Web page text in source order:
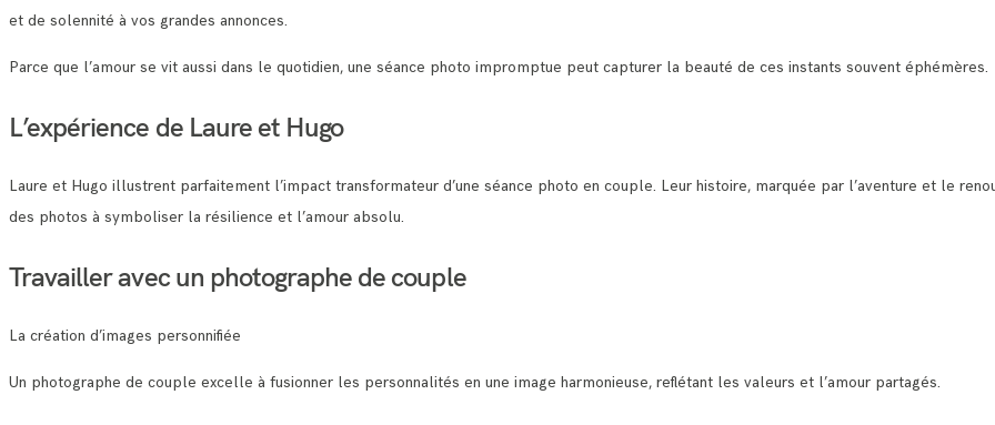
et de solennité à vos grandes annonces.
Parce que l’amour se vit aussi dans le quotidien, une séance photo impromptue peut capturer la beauté de ces instants souvent éphémères.
L’expérience de Laure et Hugo
Laure et Hugo illustrent parfaitement l’impact transformateur d’une séance photo en couple. Leur histoire, marquée par l’aventure et le
des photos à symboliser la résilience et l’amour absolu.
Travailler avec un photographe de couple
La création d’images personnifiée
Un photographe de couple excelle à fusionner les personnalités en une image harmonieuse, reflétant les valeurs et l’amour partagés.